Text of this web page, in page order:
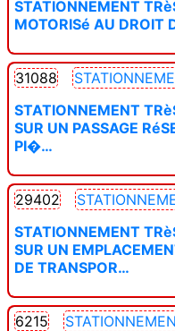
STATIONNEMENT
MOTORISé AU DROIT
31088
STATIONNEMENT
SUR UN PASSAGE
PI�…
29402
STATIONNEMENT
SUR UN
DE TRANSPOR…
6215